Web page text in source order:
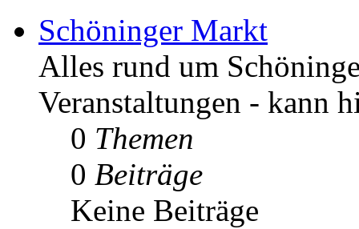
Schöninger Markt
Alles rund um
Veranstaltungen - kann
0 Themen
0 Beiträge
Keine Beiträge